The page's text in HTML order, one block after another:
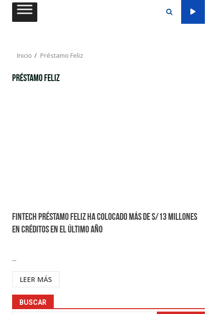
Saltar
Inicio Préstamo Feliz
Préstamo Feliz
Fintech Préstamo Feliz ha colocado más de S/13 millones
en créditos en el último año
...
LEER MÁS
BUSCAR